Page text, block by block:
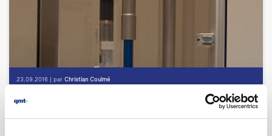
23.09.2016 | par Christian Coulmé
Appareil optique de mesure de device
médicaux